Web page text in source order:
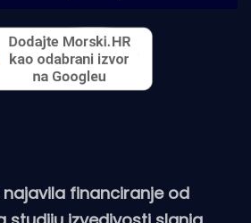
najavila financiranje od